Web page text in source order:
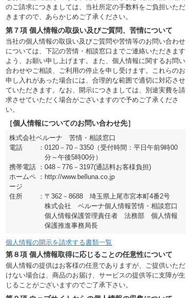
のご請求につきましては、当社所定の手数料をご負担いただ
きますので、あらかじめご了承ください。
第７項 個人情報の取扱い及びご質問、苦情について
当社の個人情報の取扱い及びご質問や苦情等のお問い合わせ
については、下記の苦情・相談窓口までご連絡いただきます
よう、お願い申し上げます。また、個人情報に関するお問い
合わせやご相談、ご利用の停止を申し受けます。これらのお
申し入れがあった場合には、合理的な範囲で適切に対応させ
ていただきます。なお、開示につきましては、別途実費を請
求させていただく場合がございますので予めご了承くださ
い。
［個人情報についてのお問い合わせ先］
株式会社ベルーナ 苦情・相談窓口
電話
：0120－70－3350（受付時間：平日午前9時00
分～午後5時00分）
携帯電話 ：048－776－3197(通話料お客様負担)
ホームペ
ージ
： http://www.belluna.co.jp
住所 ：〒362－8688 埼玉県上尾市宮本町4番2号
株式会社 ベルーナ個人情報苦情・相談窓口
個人情報保護管理責任者 法務部 個人情報
保護推進事務局長
個人情報の開示を請求する書類一覧
第８項 個人情報取得に応じることの任意性について
個人情報の提供はお客様の任意でありますが、ご提供いただ
けない場合は、商品のお届け、サービスの提供等に支障が生
じることがございますのでご了承下さい。